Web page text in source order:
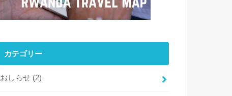
カテゴリー
おしらせ (2)